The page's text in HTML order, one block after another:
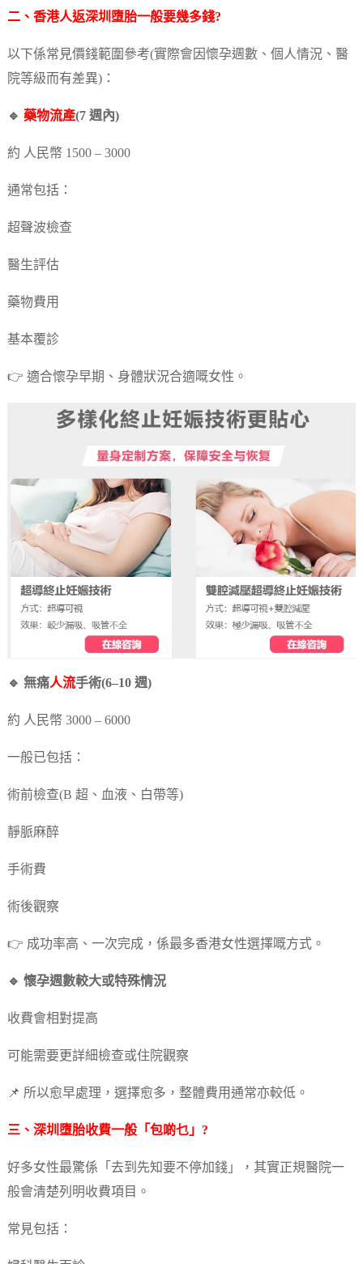
二、香港人返深圳墮胎一般要幾多錢?
以下係常見價錢範圍參考(實際會因懷孕週數、個人情況、醫
院等級而有差異)：
🔹 藥物流產(7 週內)
約 人民幣 1500 – 3000
通常包括：
超聲波檢查
醫生評估
藥物費用
基本覆診
👉 適合懷孕早期、身體狀況合適嘅女性。
🔹 無痛人流手術(6–10 週)
約 人民幣 3000 – 6000
一般已包括：
術前檢查(B 超、血液、白帶等)
靜脈麻醉
手術費
術後觀察
👉 成功率高、一次完成，係最多香港女性選擇嘅方式。
🔹 懷孕週數較大或特殊情況
收費會相對提高
可能需要更詳細檢查或住院觀察
📌 所以愈早處理，選擇愈多，整體費用通常亦較低。
三、深圳墮胎收費一般「包啲乜」?
好多女性最驚係「去到先知要不停加錢」，其實正規醫院一
般會清楚列明收費項目。
常見包括：